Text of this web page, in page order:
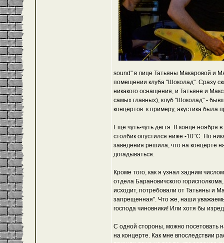
sound" в лице Татьяны Макаровой и
помещении клуба "Шоколад". Сразу
никакого оснащения, и Татьяне и
самых главных), клуб "Шоколад" -
концертов: к примеру, акустика была
Еще чуть-чуть дегтя. В конце
столбик опустился ниже -10°C. Но
заведения решила, что на концерте
догадываться.
Кроме того, как я узнал задним
отдела Барановичского
исходит, потребовали от Татьяны и
запрещенная". Что же, наши
господа чиновники! Или хотя бы
С одной стороны, можно посетовать
на концерте. Как мне впоследствии